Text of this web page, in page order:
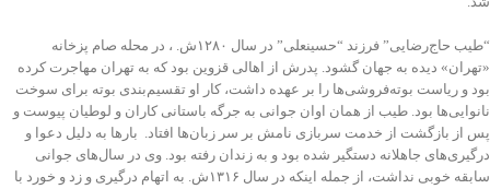
“طیب حاج‌رضایی” فرزند “حسینعلی” در سال ۱۲۸۰ش. ‌، در محله صام پزخانه
«تهران» دیده به جهان گشود. ‌پدرش از اهالی قزوین بود که به تهران مهاجرت کرده
بود و ریاست بوته‌فروشی‌ها را بر عهده داشت، کار او تقسیم‌بندی ‌بوته برای سوخت
نانوایی‌ها بود. ‌طیب از همان اوان جوانی به جرگه باستانی کاران و لوطیان پیوست و
پس از بازگشت از خدمت سربازی نامش بر سر زبان‌ها افتاد. ‌ بارها به دلیل دعوا و
درگیری‌های جاهلانه دستگیر شده بود و به زندان رفته بود. ‌وی در سال‌های جوانی
سابقه خوبی نداشت، از جمله اینکه در سال ۱۳۱۶ش. ‌به اتهام درگیری و زد و خورد با